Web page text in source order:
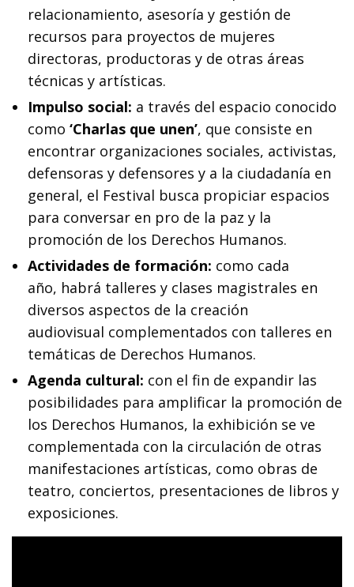
relacionamiento, asesoría y gestión de
recursos para proyectos de mujeres
directoras, productoras y de otras áreas
técnicas y artísticas.
Impulso social: a través del espacio conocido
como ‘Charlas que unen’, que consiste en
encontrar organizaciones sociales, activistas,
defensoras y defensores y a la ciudadanía en
general, el Festival busca propiciar espacios
para conversar en pro de la paz y la
promoción de los Derechos Humanos.
Actividades de formación: como cada
año, habrá talleres y clases magistrales en
diversos aspectos de la creación
audiovisual complementados con talleres en
temáticas de Derechos Humanos.
Agenda cultural: con el fin de expandir las
posibilidades para amplificar la promoción de
los Derechos Humanos, la exhibición se ve
complementada con la circulación de otras
manifestaciones artísticas, como obras de
teatro, conciertos, presentaciones de libros y
exposiciones.